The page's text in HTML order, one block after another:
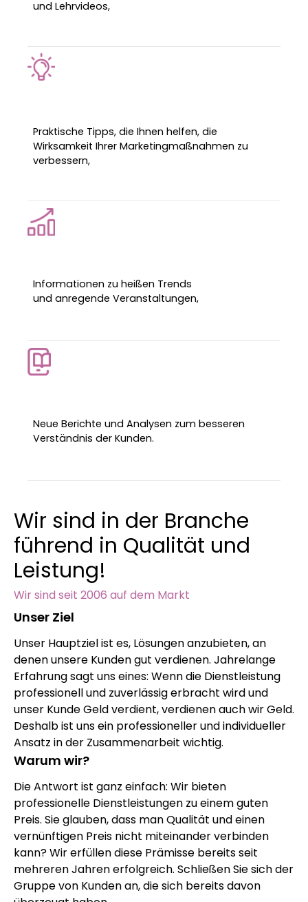
und Lehrvideos,
Praktische Tipps, die Ihnen helfen, die
Wirksamkeit Ihrer Marketingmaßnahmen zu
verbessern,
Informationen zu heißen Trends
und anregende Veranstaltungen,
Neue Berichte und Analysen zum besseren
Verständnis der Kunden.
Wir sind in der Branche
führend in Qualität und
Leistung!
Wir sind seit 2006 auf dem Markt
Unser Ziel
Unser Hauptziel ist es, Lösungen anzubieten, an
denen unsere Kunden gut verdienen. Jahrelange
Erfahrung sagt uns eines: Wenn die Dienstleistung
professionell und zuverlässig erbracht wird und
unser Kunde Geld verdient, verdienen auch wir Geld.
Deshalb ist uns ein professioneller und individueller
Ansatz in der Zusammenarbeit wichtig.
Warum wir?
Die Antwort ist ganz einfach: Wir bieten
professionelle Dienstleistungen zu einem guten
Preis. Sie glauben, dass man Qualität und einen
vernünftigen Preis nicht miteinander verbinden
kann? Wir erfüllen diese Prämisse bereits seit
mehreren Jahren erfolgreich. Schließen Sie sich der
Gruppe von Kunden an, die sich bereits davon